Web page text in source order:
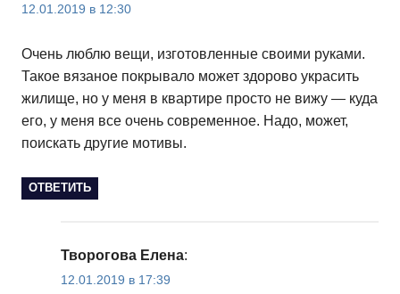
12.01.2019 в 12:30
Очень люблю вещи, изготовленные своими руками.
Такое вязаное покрывало может здорово украсить
жилище, но у меня в квартире просто не вижу — куда
его, у меня все очень современное. Надо, может,
поискать другие мотивы.
ОТВЕТИТЬ
Творогова Елена:
12.01.2019 в 17:39